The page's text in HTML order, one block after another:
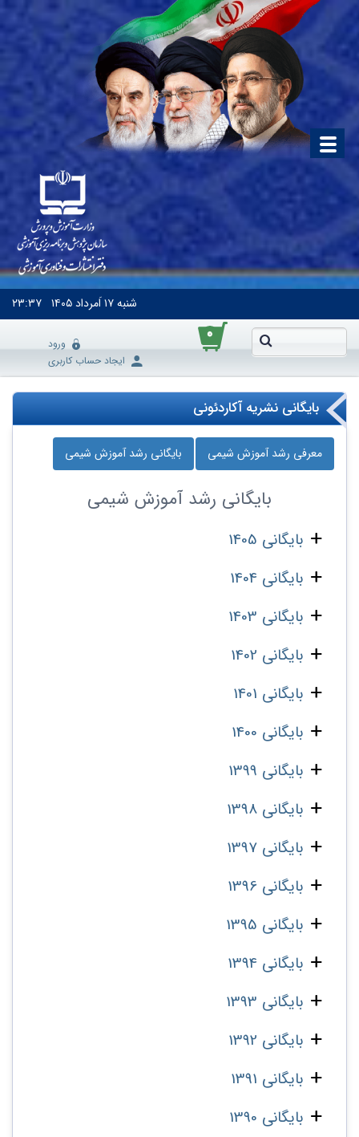
شنبه۱۷ اَمرداد ۱۴۰۵ ۲۳:۳۷
۰
ورود
ایجاد حساب کاربری
بایگانی نشریه آکاردئونی
معرفی رشد آموزش شیمی بایگانی رشد آموزش شیمی
بایگانی رشد آموزش شیمی
بایگانی 1405
بایگانی 1404
بایگانی 1403
بایگانی 1402
بایگانی 1401
بایگانی 1400
بایگانی 1399
بایگانی 1398
بایگانی 1397
بایگانی 1396
بایگانی 1395
بایگانی 1394
بایگانی 1393
بایگانی 1392
بایگانی 1391
بایگانی 1390